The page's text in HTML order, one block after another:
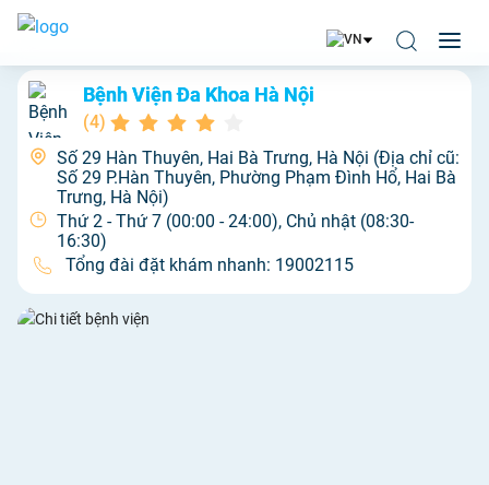
Bệnh Viện Đa Khoa Hà Nội
(4)
Số 29 Hàn Thuyên, Hai Bà Trưng, Hà Nội (Địa chỉ cũ:
Số 29 P.Hàn Thuyên, Phường Phạm Đình Hổ, Hai Bà
Trưng, Hà Nội)
Thứ 2 - Thứ 7 (00:00 - 24:00), Chủ nhật (08:30-
16:30)
Tổng đài đặt khám nhanh: 19002115